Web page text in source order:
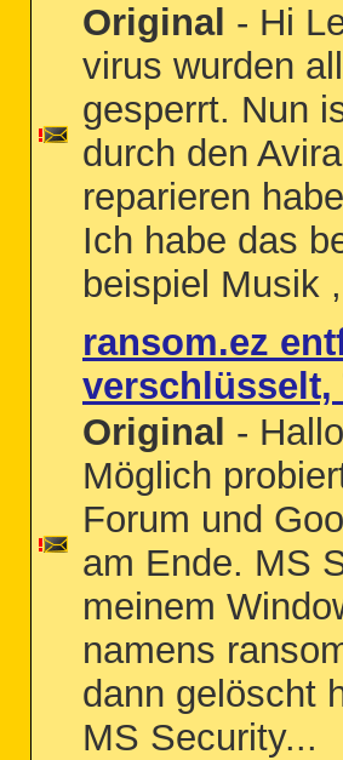
Original - Hi
virus wurden
gesperrt. Nun
durch den
reparieren
Ich habe das
beispiel Musik
ransom.ez
verschlüsselt,
Original -
Möglich
Forum und
am Ende. MS
meinem
namens
dann gelöscht
MS Security...